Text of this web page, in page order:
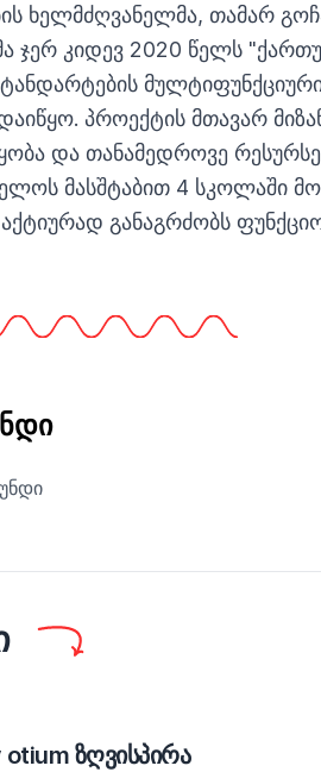
ხელმძღვანელმა, თამარ
ჯერ კიდევ 2020 წელს
პროექტის მთავარ
და თანამედროვე
მასშტაბით 4 სკოლაში
განაგრძობს
otium ზღვისპირა